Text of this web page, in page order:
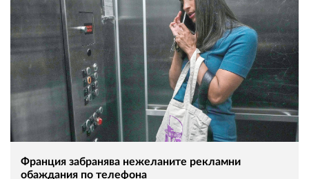
Франция забранява нежеланите рекламни
обаждания по телефона